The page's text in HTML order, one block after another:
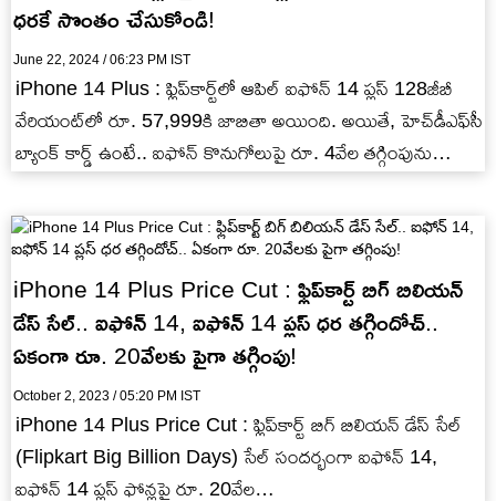
ధరకే సొంతం చేసుకోండి!
June 22, 2024 / 06:23 PM IST
iPhone 14 Plus : ఫ్లిప్‌కార్ట్‌లో ఆపిల్ ఐఫోన్ 14 ప్లస్ 128జీబీ
వేరియంట్‌లో రూ. 57,999కి జాబితా అయింది. అయితే, హెచ్‌డీఎఫ్‌సీ
బ్యాంక్ కార్డ్ ఉంటే.. ఐఫోన్ కొనుగోలుపై రూ. 4వేల తగ్గింపును…
iPhone 14 Plus Price Cut : ఫ్లిప్‌కార్ట్ బిగ్ బిలియన్
డేస్ సేల్.. ఐఫోన్ 14, ఐఫోన్ 14 ప్లస్ ధర తగ్గిందోచ్..
ఏకంగా రూ. 20వేలకు పైగా తగ్గింపు!
October 2, 2023 / 05:20 PM IST
iPhone 14 Plus Price Cut : ఫ్లిప్‌కార్ట్ బిగ్ బిలియన్ డేస్ సేల్
(Flipkart Big Billion Days) సేల్ సందర్భంగా ఐఫోన్ 14,
ఐఫోన్ 14 ప్లస్ ఫోన్లపై రూ. 20వేల…